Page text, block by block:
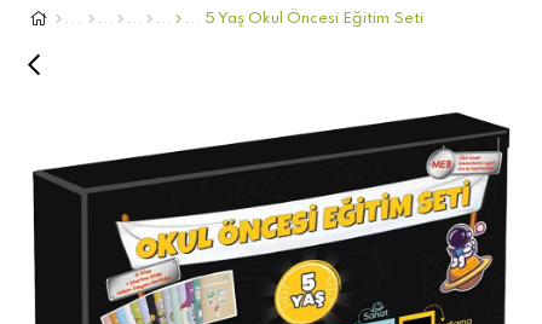
5 Yaş Okul Öncesi Eğitim Seti